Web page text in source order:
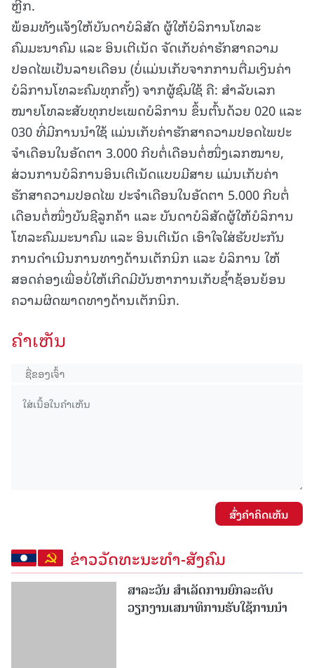
ຫຼີກ.
ພ້ອມທັງແຈ້ງໃຫ້ບັນດາບໍລິສັດ ຜູ້ໃຫ້ບໍລິການໂທລະ
ຄົມມະນາຄົມ ແລະ ອິນເຕີເນັດ ຈັດເກັບຄ່າຮັກສາຄວາມ
ປອດໄພເປັນລາຍເດືອນ (ບໍ່ແມ່ນເກັບຈາກການຕື່ມເງິນຄ່າ
ບໍລິການໂທລະຄົມທຸກຄັ້ງ) ຈາກຜູ້ຊົມໃຊ້ ຄື: ສໍາລັບເລກ
ໝາຍໂທລະສັບທຸກປະເພດບໍລິການ ຂຶ້ນຕົ້ນດ້ວຍ 020 ແລະ
030 ທີ່ມີການນໍາໃຊ້ ແມ່ນເກັບຄ່າຮັກສາຄວາມປອດໄພປະ
ຈໍາເດືອນໃນອັດຕາ 3.000 ກີບຕໍ່ເດືອນຕໍ່ໜຶ່ງເລກໝາຍ,
ສ່ວນການບໍລິການອິນເຕີເນັດແບບມີສາຍ ແມ່ນເກັບຄ່າ
ຮັກສາຄວາມປອດໄພ ປະຈໍາເດືອນໃນອັດຕາ 5.000 ກີບຕໍ່
ເດືອນຕໍ່ໜຶ່ງບັນຊີລູກຄ້າ ແລະ ບັນດາບໍລິສັດຜູ້ໃຫ້ບໍລິການ
ໂທລະຄົມມະນາຄົມ ແລະ ອິນເຕີເນັດ ເອົາໃຈໃສ່ຮັບປະກັນ
ການດໍາເນີນການທາງດ້ານເຕັກນິກ ແລະ ບໍລິການ ໃຫ້
ສອດຄ່ອງເພື່ອບໍ່ໃຫ້ເກີດມີບັນຫາການເກັບຊໍ້າຊ້ອນຍ້ອນ
ຄວາມຜິດພາດທາງດ້ານເຕັກນິກ.
ຄໍາເຫັນ
ສົ່ງຄໍາຄິດເຫັນ
ຂ່າວວັດທະນະທຳ-ສັງຄົມ
ສາລະວັນ ສໍາເລັດການຍົກລະດັບ
ວຽກງານເສນາທິການຮັບໃຊ້ການນໍາ